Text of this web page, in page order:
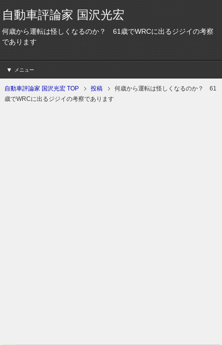
自動車評論家 国沢光宏
何歳から運転は怪しくなるのか？ 61歳でWRCに出るジジイの考察
であります
メニュー
自動車評論家 国沢光宏 TOP 投稿
何歳から運転は怪しくなるのか？ 61
歳でWRCに出るジジイの考察であります